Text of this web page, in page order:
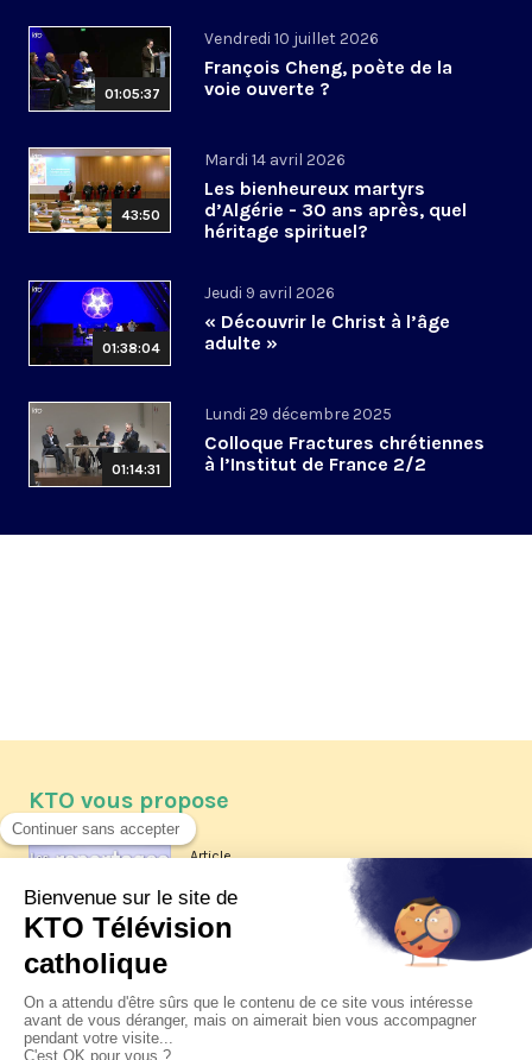
01:05:37
Vendredi 10 juillet 2026
François Cheng, poète de la
voie ouverte ?
43:50
Mardi 14 avril 2026
Les bienheureux martyrs
d’Algérie - 30 ans après, quel
héritage spirituel?
01:38:04
Jeudi 9 avril 2026
« Découvrir le Christ à l’âge
adulte »
01:14:31
Lundi 29 décembre 2025
Colloque Fractures chrétiennes
à l’Institut de France 2/2
KTO vous propose
Article
Les reportages d'été 2026 de KTO
La visite pastorale du pape Léon
XIV à Assise à suivre sur KTO le
jeudi 6 août